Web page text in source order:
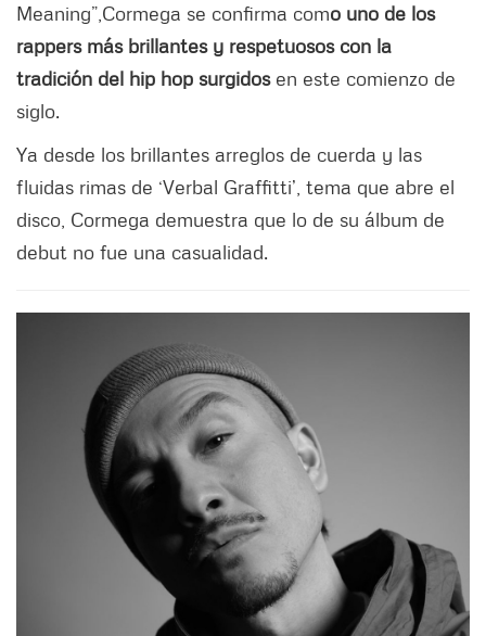
Meaning”,Cormega se confirma como uno de los
rappers más brillantes y respetuosos con la
tradición del hip hop surgidos en este comienzo de
siglo.
Ya desde los brillantes arreglos de cuerda y las
fluidas rimas de ‘Verbal Graffitti’, tema que abre el
disco, Cormega demuestra que lo de su álbum de
debut no fue una casualidad.